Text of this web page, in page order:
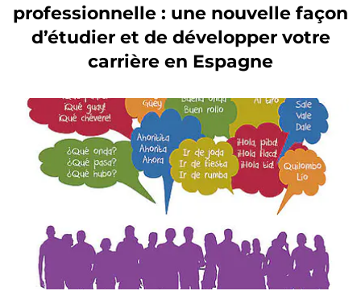
professionnelle : une nouvelle façon
d’étudier et de développer votre
carrière en Espagne